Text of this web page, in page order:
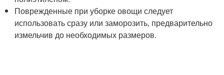
Поврежденные при уборке овощи следует
использовать сразу или заморозить, предварительно
измельчив до необходимых размеров.